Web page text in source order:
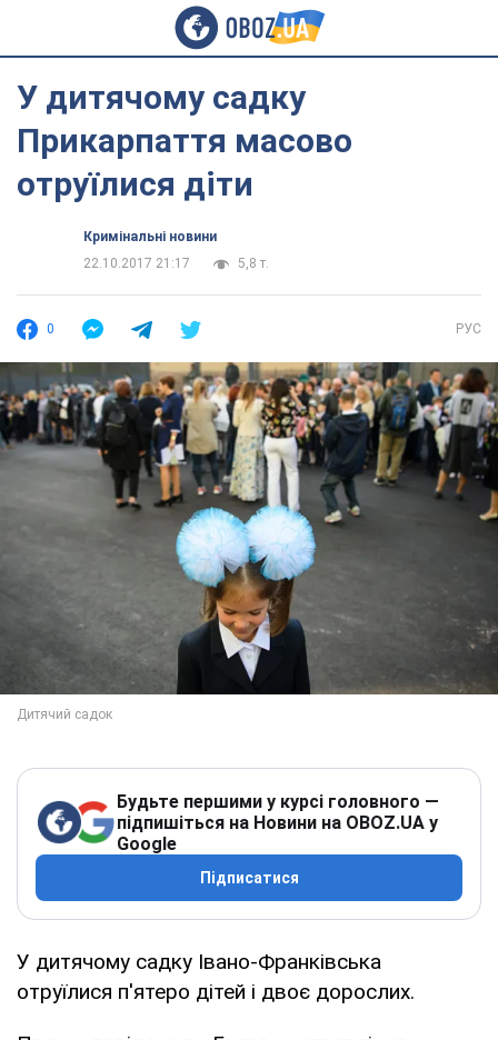
У дитячому садку
Прикарпаття масово
отруїлися діти
Кримінальні новини
22.10.2017 21:17
5,8 т.
0 РУС
Будьте першими у курсі головного —
підпишіться на Новини на OBOZ.UA у
Google
Підписатися
У дитячому садку Івано-Франківська
отруїлися п'ятеро дітей і двоє дорослих.